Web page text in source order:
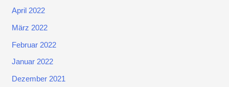
April 2022
März 2022
Februar 2022
Januar 2022
Dezember 2021